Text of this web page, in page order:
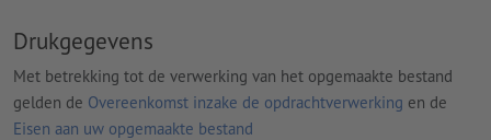
Drukgegevens
Met betrekking tot de verwerking van het opgemaakte bestand
gelden de Overeenkomst inzake de opdrachtverwerking en de
Eisen aan uw opgemaakte bestand